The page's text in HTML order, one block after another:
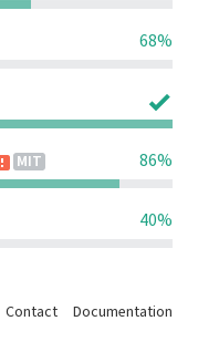
68%
MIT 86%
40%
Contact
Documentation